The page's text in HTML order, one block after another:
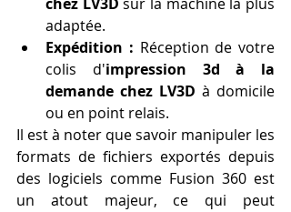
chez LV3D sur la machine la plus
adaptée.
Expédition : Réception de votre
colis d'impression 3d à la
demande chez LV3D à domicile
ou en point relais.
Il est à noter que savoir manipuler les
formats de fichiers exportés depuis
des logiciels comme Fusion 360 est
un atout majeur, ce qui peut